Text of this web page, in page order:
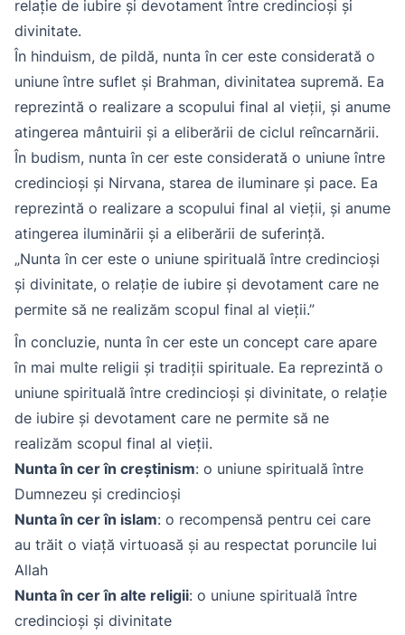
relație de iubire și devotament între credincioși și
divinitate.
În hinduism, de pildă, nunta în cer este considerată o
uniune între suflet și Brahman, divinitatea supremă. Ea
reprezintă o realizare a scopului final al vieții, și anume
atingerea mântuirii și a eliberării de ciclul reîncarnării.
În budism, nunta în cer este considerată o uniune între
credincioși și Nirvana, starea de iluminare și pace. Ea
reprezintă o realizare a scopului final al vieții, și anume
atingerea iluminării și a eliberării de suferință.
„Nunta în cer este o uniune spirituală între credincioși
și divinitate, o relație de iubire și devotament care ne
permite să ne realizăm scopul final al vieții.”
În concluzie, nunta în cer este un concept care apare
în mai multe religii și tradiții spirituale. Ea reprezintă o
uniune spirituală între credincioși și divinitate, o relație
de iubire și devotament care ne permite să ne
realizăm scopul final al vieții.
Nunta în cer în creștinism: o uniune spirituală între
Dumnezeu și credincioși
Nunta în cer în islam: o recompensă pentru cei care
au trăit o viață virtuoasă și au respectat poruncile lui
Allah
Nunta în cer în alte religii: o uniune spirituală între
credincioși și divinitate